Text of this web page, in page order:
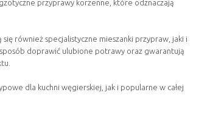
przyprawy korzenne, które odznaczają
również specjalistyczne mieszanki przypraw, jaki i
doprawić ulubione potrawy oraz gwarantują
dla kuchni węgierskiej, jak i popularne w całej